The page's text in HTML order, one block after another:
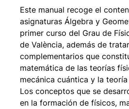
Este manual recoge el
asignaturas Álgebra y
primer curso del Grau de
de València, además de
complementarios que
matemática de las teorías
mecánica cuántica y la
Los conceptos que se
en la formación de físicos,